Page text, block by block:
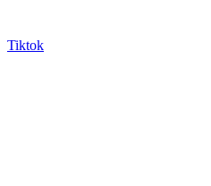
Tiktok